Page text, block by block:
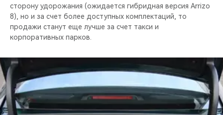
сторону удорожания (ожидается гибридная версия Arrizo
8), но и за счет более доступных комплектаций, то
продажи станут еще лучше за счет такси и
корпоративных парков.